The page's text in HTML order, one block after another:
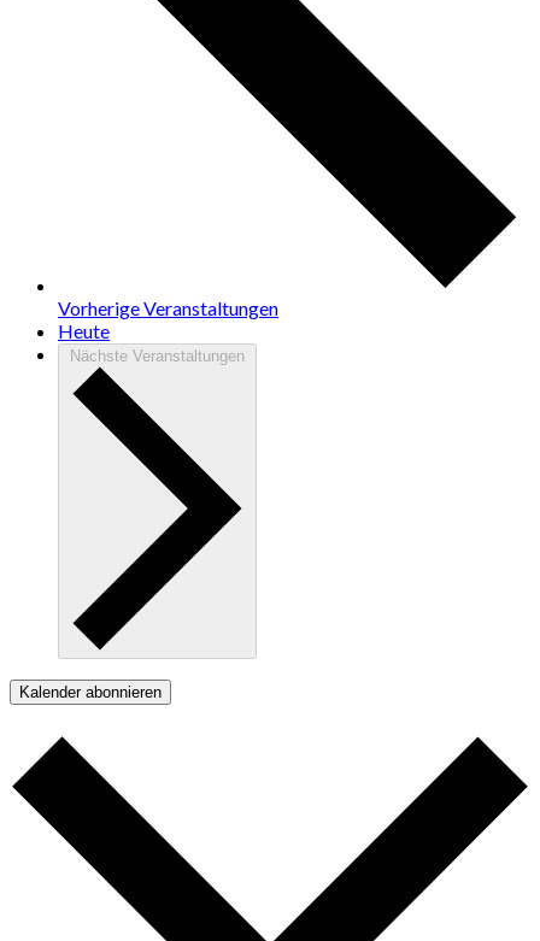
VorherigeVeranstaltungen
Heute
Nächste Veranstaltungen
Kalender abonnieren